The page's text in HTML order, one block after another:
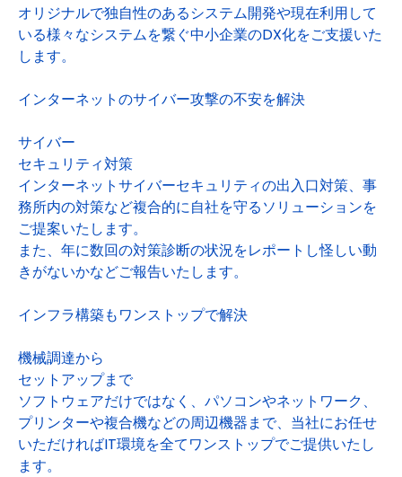
オリジナルで独自性のあるシステム開発や現在利用して
いる様々なシステムを繋ぐ中小企業のDX化をご支援いた
します。
インターネットのサイバー攻撃の不安を解決
サイバー
セキュリティ対策
インターネットサイバーセキュリティの出入口対策、事
務所内の対策など複合的に自社を守るソリューションを
ご提案いたします。
また、年に数回の対策診断の状況をレポートし怪しい動
きがないかなどご報告いたします。
インフラ構築もワンストップで解決
機械調達から
セットアップまで
ソフトウェアだけではなく、パソコンやネットワーク、
プリンターや複合機などの周辺機器まで、当社にお任せ
いただければIT環境を全てワンストップでご提供いたし
ます。